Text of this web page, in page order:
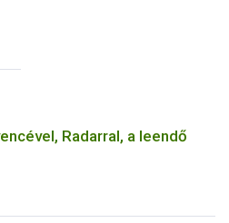
Radarral, a leendő